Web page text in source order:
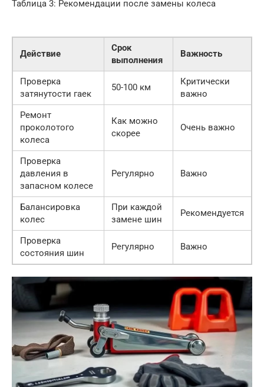
Таблица 3: Рекомендации после замены колеса
Действие
Срок
выполнения
Важность
Проверка
затянутости гаек
50-100 км
Критически
важно
Ремонт
проколотого
колеса
Как можно
скорее
Очень важно
Проверка
давления в
запасном колесе
Регулярно Важно
Балансировка
колес
При каждой
замене шин
Рекомендуется
Проверка
состояния шин
Регулярно Важно